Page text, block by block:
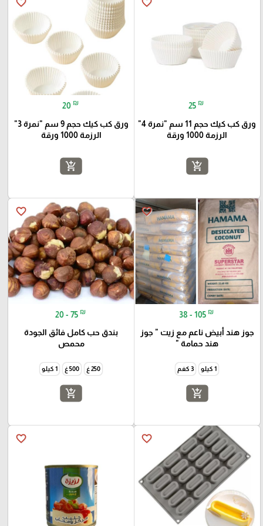
favorite_border
25 ₪
ورق كب كيك حجم 11 سم "نمرة 4"
الرزمة 1000 ورقة
add_shopping_cart
favorite_border
20 ₪
ورق كب كيك حجم 9 سم "نمرة 3"
الرزمة 1000 ورقة
add_shopping_cart
favorite_border
38 - 105 ₪
جوز هند أبيض ناعم مع زيت " جوز
هند حمامة "
1 كيلو 3 كغم
add_shopping_cart
favorite_border
20 - 75 ₪
بندق حب كامل فائق الجودة
محمص
250 غ 500 غ 1 كيلو
add_shopping_cart
favorite_border
favorite_border